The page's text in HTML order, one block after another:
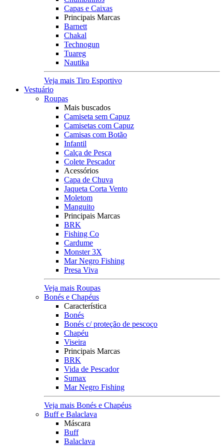
Capas e Caixas
Principais Marcas
Barnett
Chakal
Technogun
Tuareg
Nautika
Veja mais Tiro Esportivo
Vestuário
Roupas
Mais buscados
Camiseta sem Capuz
Camisetas com Capuz
Camisas com Botão
Infantil
Calça de Pesca
Colete Pescador
Acessórios
Capa de Chuva
Jaqueta Corta Vento
Moletom
Manguito
Principais Marcas
BRK
Fishing Co
Cardume
Monster 3X
Mar Negro Fishing
Presa Viva
Veja mais Roupas
Bonés e Chapéus
Característica
Bonés
Bonés c/ proteção de pescoço
Chapéu
Viseira
Principais Marcas
BRK
Vida de Pescador
Sumax
Mar Negro Fishing
Veja mais Bonés e Chapéus
Buff e Balaclava
Máscara
Buff
Balaclava